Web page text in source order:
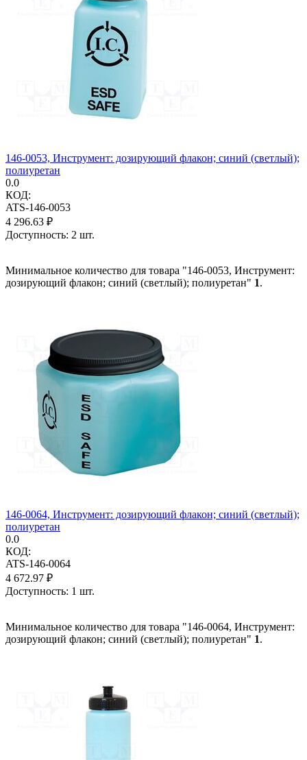
146-0053, Инструмент: дозирующий флакон; синий (светлый);
полиуретан
0.0
КОД:
ATS-146-0053
4 296.63 ₽
Доступность: 2 шт.
Минимальное количество для товара "146-0053, Инструмент:
дозирующий флакон; синий (светлый); полиуретан" 1.
146-0064, Инструмент: дозирующий флакон; синий (светлый);
полиуретан
0.0
КОД:
ATS-146-0064
4 672.97 ₽
Доступность: 1 шт.
Минимальное количество для товара "146-0064, Инструмент:
дозирующий флакон; синий (светлый); полиуретан" 1.